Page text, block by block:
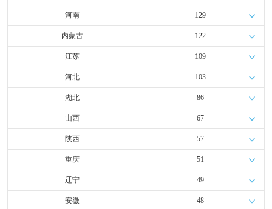
河南 129
内蒙古 122
江苏 109
河北 103
湖北 86
山西 67
陕西 57
重庆 51
辽宁 49
安徽 48